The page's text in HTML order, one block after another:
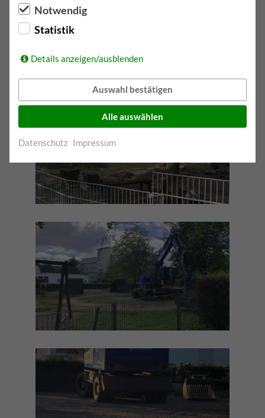
Bauphase zu beobachten. Unsere kleinen
Forscher interessiert es sehr, was als
tatkräftig im kleinen Rahmen nach ihren
Vorstellungen.
Notwendig
Statistik
Details anzeigen/ausblenden
Auswahl bestätigen
Alle auswählen
Datenschutz Impressum